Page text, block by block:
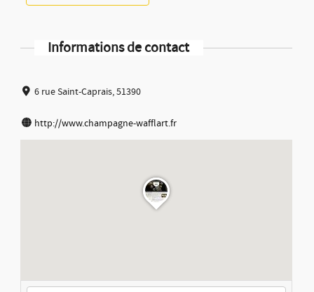
Informations de contact
6 rue Saint-Caprais, 51390
http://www.champagne-wafflart.fr